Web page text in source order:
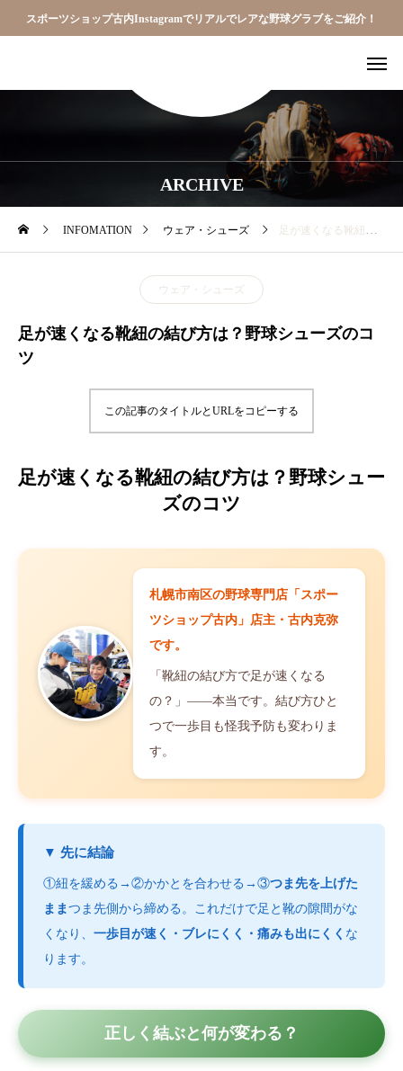
スポーツショップ古内Instagramでリアルでレアな野球グラブをご紹介！
ARCHIVE
INFOMATION ウェア・シューズ 足が速くなる靴紐の結び方は？野球シューズのコツ
ウェア・シューズ
足が速くなる靴紐の結び方は？野球シューズのコ
ツ
この記事のタイトルとURLをコピーする
足が速くなる靴紐の結び方は？野球シュー
ズのコツ
札幌市南区の野球専門店「スポー
ツショップ古内」店主・古内克弥
です。
「靴紐の結び方で足が速くなる
の？」——本当です。結び方ひと
つで一歩目も怪我予防も変わりま
す。
▼ 先に結論
①紐を緩める→②かかとを合わせる→③つま先を上げた
ままつま先側から締める。これだけで足と靴の隙間がな
くなり、 一歩目が速く・ブレにくく・痛みも出にくく な
ります。
正しく結ぶと何が変わる？